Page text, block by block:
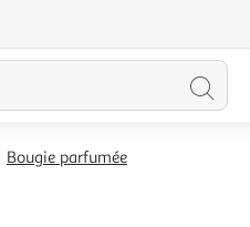
Bougie parfumée